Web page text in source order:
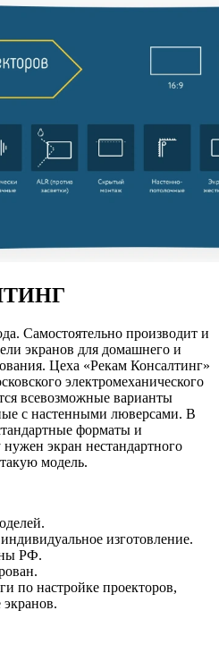
Самостоятельно производит и
экранов для домашнего и
Цеха «Рекам Консалтинг»
электромеханического
всевозможные варианты
с настенными люверсами. В
форматы и
экран нестандартного
модель.
изготовление.
РФ.
по настройке проекторов,
экранов.